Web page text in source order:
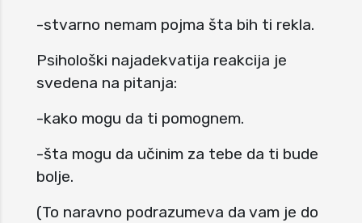
-stvarno nemam pojma šta bih ti rekla.
Psihološki najadekvatija reakcija je
svedena na pitanja:
-kako mogu da ti pomognem.
-šta mogu da učinim za tebe da ti bude
bolje.
(To naravno podrazumeva da vam je do